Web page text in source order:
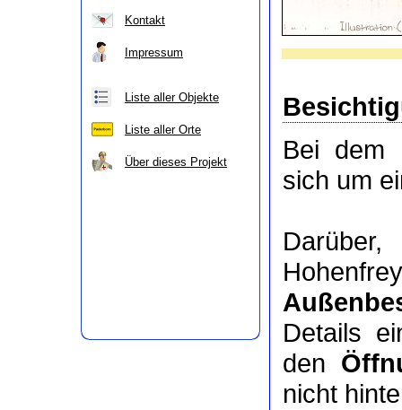
Kontakt
Impressum
Liste aller Objekte
Liste aller Orte
Über dieses Projekt
Bei dem
sich um
Details
den
nicht